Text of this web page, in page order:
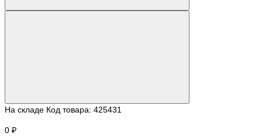
На складе Код товара: 425431
0 ₽